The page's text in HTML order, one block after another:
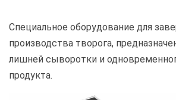
Специальное оборудование для
производства творога,
лишней сыворотки и
продукта.